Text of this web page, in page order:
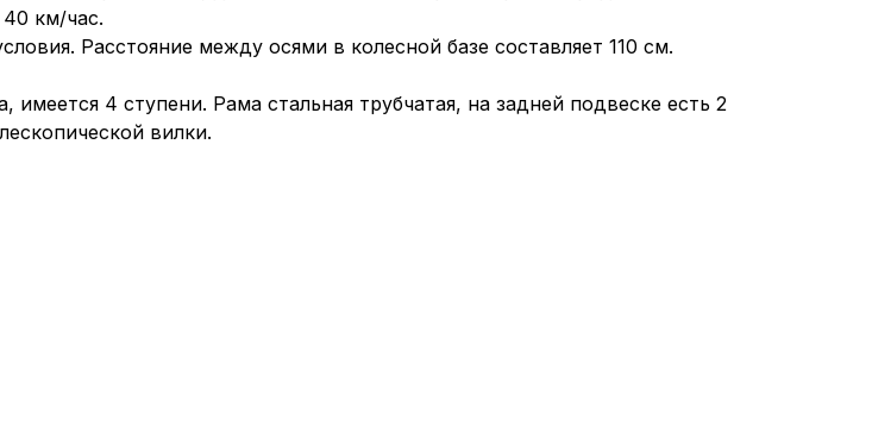
км/час.
Расстояние между осями в колесной базе составляет 110 см.
4 ступени. Рама стальная трубчатая, на задней подвеске есть 2
вилки.